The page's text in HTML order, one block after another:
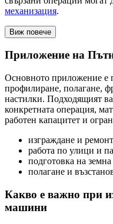
механизация.
Виж повече
Приложение на
Основното приложение е
профилиране, полагане,
настилки. Подходящият
конкретната операция,
работен капацитет и
изграждане и
работа по улици и
подготовка на
полагане и
Какво е важно при
машини